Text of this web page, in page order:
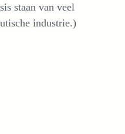
staan van veel
industrie.)